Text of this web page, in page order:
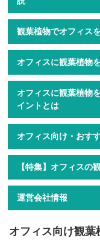
観葉植物でオフィス
オフィスに観葉植物
オフィスに観葉植物
イントとは
オフィス向け・おす
【特集】オフィスの
運営会社情報
オフィス向け観